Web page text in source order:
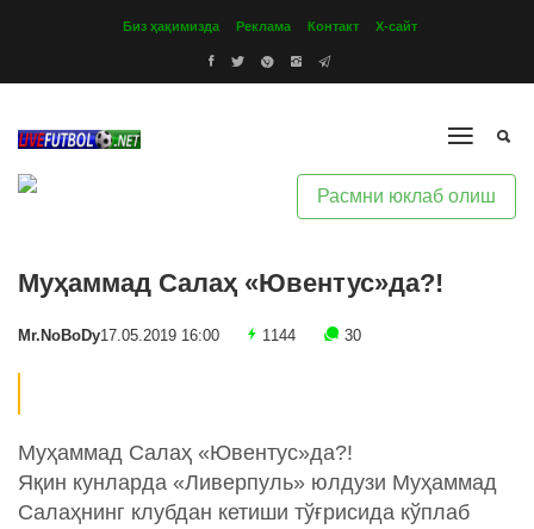
Биз ҳақимизда Реклама Контакт Х-сайт
Расмни юклаб олиш
Муҳаммад Салаҳ «Ювентус»да?!
Mr.NoBoDy17.05.2019 16:00 1144 30
Муҳаммад Салаҳ «Ювентус»да?!
Яқин кунларда «Ливерпуль» юлдузи Муҳаммад
Салаҳнинг клубдан кетиши тўғрисида кўплаб